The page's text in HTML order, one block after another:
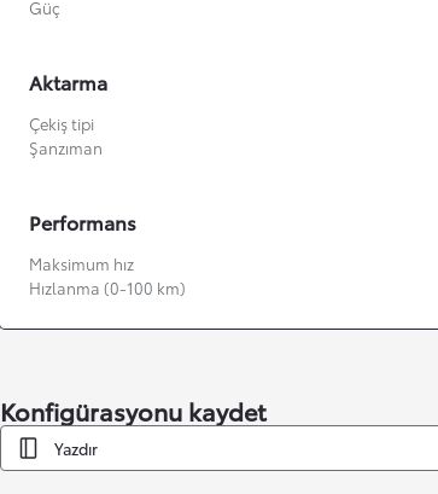
Güç
Aktarma
Çekiş tipi
Şanzıman
Performans
Maksimum hız
Hızlanma (0-100 km)
Konfigürasyonu kaydet
Yazdır